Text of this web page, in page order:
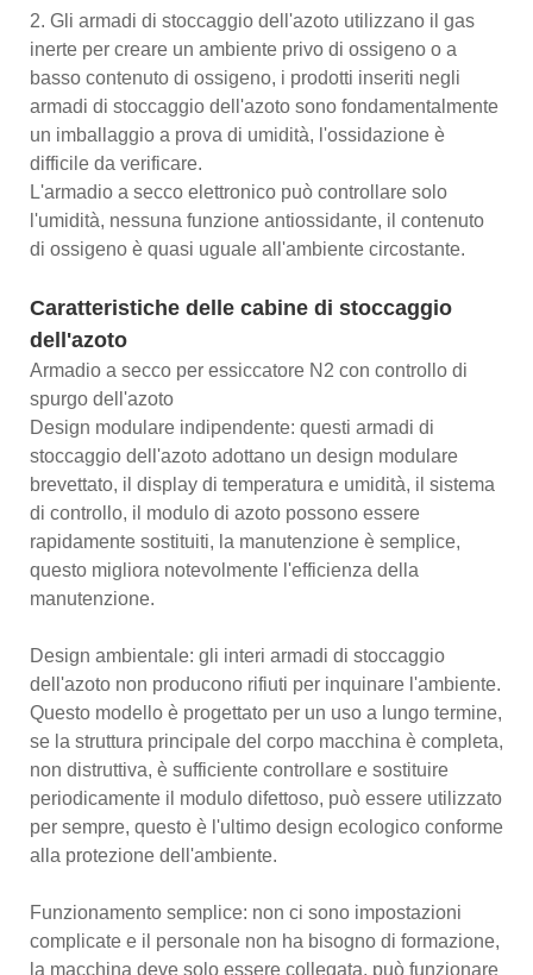
2. Gli armadi di stoccaggio dell'azoto utilizzano il gas
inerte per creare un ambiente privo di ossigeno o a
basso contenuto di ossigeno, i prodotti inseriti negli
armadi di stoccaggio dell'azoto sono fondamentalmente
un imballaggio a prova di umidità, l'ossidazione è
difficile da verificare.
L'armadio a secco elettronico può controllare solo
l'umidità, nessuna funzione antiossidante, il contenuto
di ossigeno è quasi uguale all'ambiente circostante.
Caratteristiche delle cabine di stoccaggio
dell'azoto
Armadio a secco per essiccatore N2 con controllo di
spurgo dell'azoto
Design modulare indipendente: questi armadi di
stoccaggio dell'azoto adottano un design modulare
brevettato, il display di temperatura e umidità, il sistema
di controllo, il modulo di azoto possono essere
rapidamente sostituiti, la manutenzione è semplice,
questo migliora notevolmente l'efficienza della
manutenzione.
Design ambientale: gli interi armadi di stoccaggio
dell'azoto non producono rifiuti per inquinare l'ambiente.
Questo modello è progettato per un uso a lungo termine,
se la struttura principale del corpo macchina è completa,
non distruttiva, è sufficiente controllare e sostituire
periodicamente il modulo difettoso, può essere utilizzato
per sempre, questo è l'ultimo design ecologico conforme
alla protezione dell'ambiente.
Funzionamento semplice: non ci sono impostazioni
complicate e il personale non ha bisogno di formazione,
la macchina deve solo essere collegata, può funzionare